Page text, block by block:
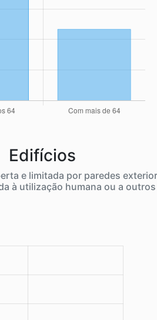
Edifícios
e limitada por paredes
à utilização humana ou a